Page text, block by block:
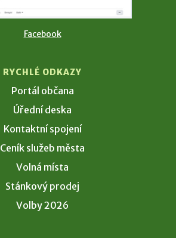
Facebook
RYCHLÉ ODKAZY
Portál občana
Úřední deska
Kontaktní spojení
Ceník služeb města
Volná místa
Stánkový prodej
Volby 2026